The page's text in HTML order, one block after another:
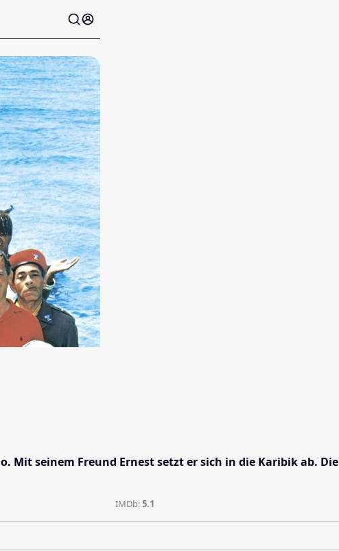
seinem Freund Ernest setzt er sich in die Karibik ab.
IMDb:5.1